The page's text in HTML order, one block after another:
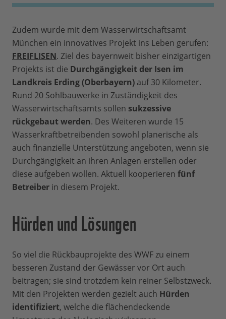
Zudem wurde mit dem Wasserwirtschaftsamt
München ein innovatives Projekt ins Leben gerufen:
FREIFLISEN. Ziel des bayernweit bisher einzigartigen
Projekts ist die Durchgängigkeit der Isen im
Landkreis Erding (Oberbayern) auf 30 Kilometer.
Rund 20 Sohlbauwerke in Zuständigkeit des
Wasserwirtschaftsamts sollen sukzessive
rückgebaut werden. Des Weiteren wurde 15
Wasserkraftbetreibenden sowohl planerische als
auch finanzielle Unterstützung angeboten, wenn sie
Durchgängigkeit an ihren Anlagen erstellen oder
diese aufgeben wollen. Aktuell kooperieren fünf
Betreiber in diesem Projekt.
Hürden und Lösungen
So viel die Rückbauprojekte des WWF zu einem
besseren Zustand der Gewässer vor Ort auch
beitragen; sie sind trotzdem kein reiner Selbstzweck.
Mit den Projekten werden gezielt auch Hürden
identifiziert, welche die flächendeckende